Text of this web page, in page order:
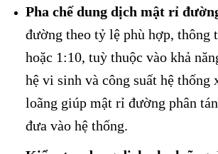
Pha chế dung dịch mật rỉ
đường theo tỷ lệ phù hợp, thông
hoặc 1:10, tuỳ thuộc vào khả
hệ vi sinh và công suất hệ thống
loãng giúp mật rỉ đường phân
đưa vào hệ thống.